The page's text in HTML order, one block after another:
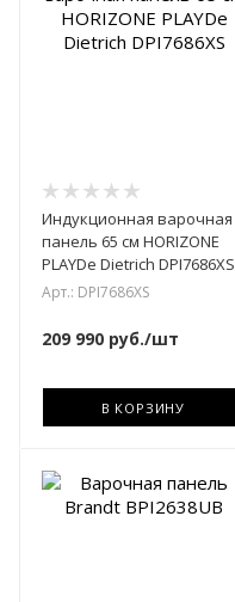
Индукционная варочная
панель 65 см HORIZONE
PLAYDe Dietrich DPI7686XS
Арт.: DPI7686XS
209 990 руб./шт
В КОРЗИНУ